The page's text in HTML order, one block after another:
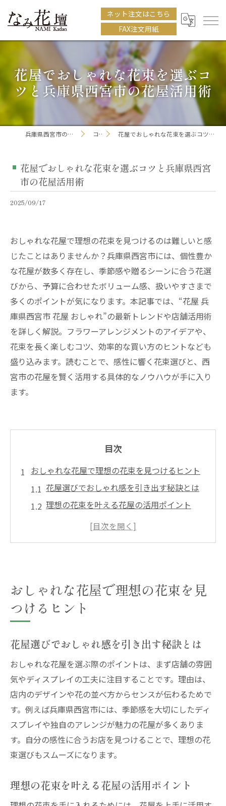
ネット注文はこちら
FAX注文用紙
花屋でおしゃれな花束を選ぶコ
ツと兵庫県西宮市の花屋活用術
兵庫県西宮市の花屋ならなみ花壇 コラム 花屋でおしゃれな花束を選ぶコツと兵庫県西宮市の花屋活用術
花屋でおしゃれな花束を選ぶコツと兵庫県西宮
市の花屋活用術
2025/09/17
おしゃれな花屋で理想の花束を見つけるのは難しいと感
じたことはありませんか？兵庫県西宮市には、個性豊か
な花屋が数多く存在し、季節感や贈るシーンに合う花選
びから、予算に合わせたボリューム感、扱いやすさまで
多くのポイントが気になります。本記事では、“花屋 兵
庫県西宮市 花屋 おしゃれ”の最新トレンドや店舗活用術
を詳しく解説。フラワーアレンジメントのアイデアや、
花束を長く楽しむコツ、効率的な買い方のヒントなども
盛り込みます。読むことで、感性に響く花束選びと、西
宮市の花屋を賢く活用する具体的なノウハウが手に入り
ます。
目次
おしゃれな花屋で理想の花束を見つけるヒント
花屋選びでおしゃれ感を引き出す秘訣とは
理想の花束を叶える花屋の活用ポイント
おしゃれな花屋が提案する季節の花選び
花屋ならではの特別なギフト演出法を知ろ
う
西宮市で花屋選びに役立つチェックポイン
花屋の雰囲気とおしゃれ度の見分け方
口コミやレビューで花屋の魅力を比較する
方法
花屋の営業時間やアクセスも大切な選択基
準
配達やオンライン対応が可能な花屋の探し
西宮の花屋で理想に近いお店を見つける手
順
おしゃれな花屋で理想の花束を見
つけるヒント
花屋選びでおしゃれ感を引き出す秘訣とは
おしゃれな花屋を選ぶ際のポイントは、まず店舗の雰囲
気やディスプレイの工夫に注目することです。理由は、
店内のデザインや花の並べ方からセンスが伝わるためで
す。例えば兵庫県西宮市には、季節感を大切にしたディ
スプレイや独自のアレンジが魅力の花屋が多くありま
す。自分の感性に合うお店を見つけることで、理想の花
束選びもスムーズになります。
理想の花束を叶える花屋の活用ポイント